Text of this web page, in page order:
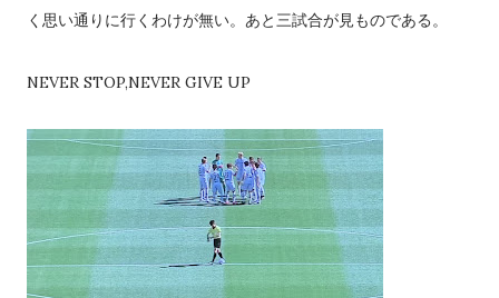
く思い通りに行くわけが無い。あと三試合が見ものである。
NEVER STOP,NEVER GIVE UP